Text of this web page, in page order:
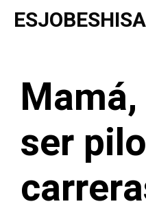
Saltar
Mamá,
ser